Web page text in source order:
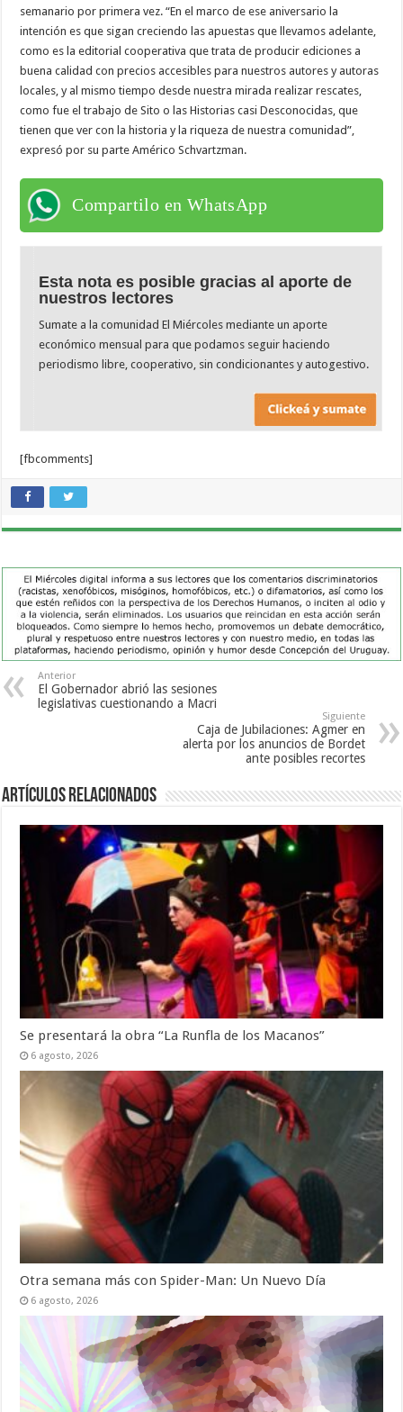
semanario por primera vez. “En el marco de ese aniversario la
intención es que sigan creciendo las apuestas que llevamos adelante,
como es la editorial cooperativa que trata de producir ediciones a
buena calidad con precios accesibles para nuestros autores y autoras
locales, y al mismo tiempo desde nuestra mirada realizar rescates,
como fue el trabajo de Sito o las Historias casi Desconocidas, que
tienen que ver con la historia y la riqueza de nuestra comunidad”,
expresó por su parte Américo Schvartzman.
Compartilo en WhatsApp
Esta nota es posible gracias al aporte de
nuestros lectores
Sumate a la comunidad El Miércoles mediante un aporte
económico mensual para que podamos seguir haciendo
periodismo libre, cooperativo, sin condicionantes y autogestivo.
[fbcomments]
Anterior
El Gobernador abrió las sesiones
legislativas cuestionando a Macri
Siguiente
Caja de Jubilaciones: Agmer en
alerta por los anuncios de Bordet
ante posibles recortes
Artículos Relacionados
Se presentará la obra “La Runfla de los Macanos”
6 agosto, 2026
Otra semana más con Spider-Man: Un Nuevo Día
6 agosto, 2026